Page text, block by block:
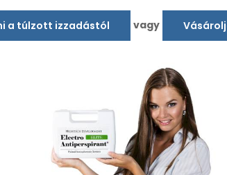
a túlzott izzadástól vagy